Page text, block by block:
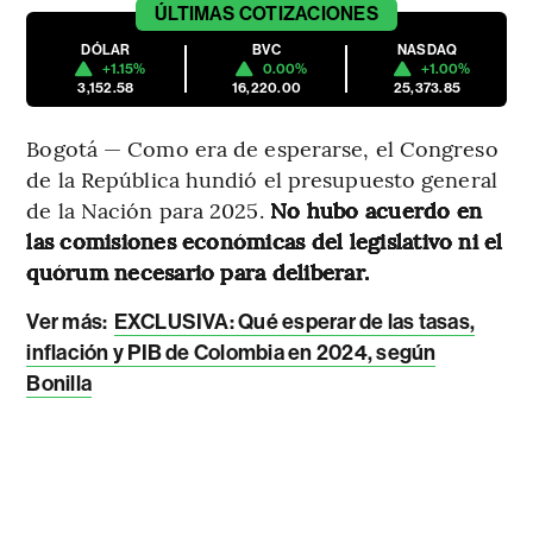
ÚLTIMAS COTIZACIONES
DÓLAR
+1.15%
3,152.58
BVC
0.00%
16,220.00
NASDAQ
+1.00%
25,373.85
Bogotá — Como era de esperarse, el Congreso
de la República hundió el presupuesto general
de la Nación para 2025.No hubo acuerdo en
las comisiones económicas del legislativo ni el
quórum necesario para deliberar.
Ver más: EXCLUSIVA: Qué esperar de las tasas,
inflación y PIB de Colombia en 2024, según
Bonilla